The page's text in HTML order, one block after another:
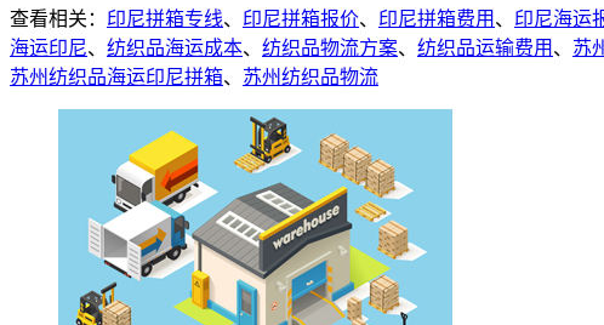
查看相关： 印尼拼箱专线、 印尼拼箱报价、 印尼拼箱费用 、 印尼海运
海运印尼、 纺织品海运成本、 纺织品物流方案、 纺织品运输费用 、 苏
苏州纺织品海运印尼拼箱、 苏州纺织品物流